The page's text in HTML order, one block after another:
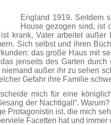
England 1919. Seitdem
House gezogen sind, ist
krank, Vater arbeitet
Sich selbst und ihren
das große Haus mit
jenseits des Garten
außer ihr zu sehen
Gefahr ihre Familie
mich für eine
der Nachtigall“.
Protagonistin ist, die mich
Facetten hat und immer